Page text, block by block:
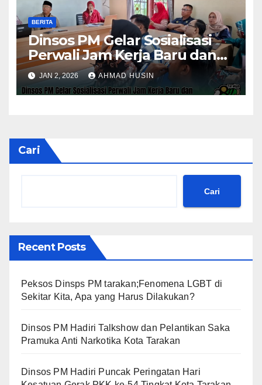
BERITA
Dinsos PM Gelar Sosialisasi
Perwali Jam Kerja Baru dan
Kinerja Tahun 2026
JAN 2, 2026 AHMAD HUSIN
Cari
Cari
Recent Posts
Peksos Dinsps PM tarakan;Fenomena LGBT di
Sekitar Kita, Apa yang Harus Dilakukan?
Dinsos PM Hadiri Talkshow dan Pelantikan Saka
Pramuka Anti Narkotika Kota Tarakan
Dinsos PM Hadiri Puncak Peringatan Hari